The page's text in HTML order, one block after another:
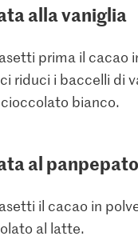
alla vaniglia
prima il cacao
riduci i baccelli di
bianco.
al
il cacao in
al latte.